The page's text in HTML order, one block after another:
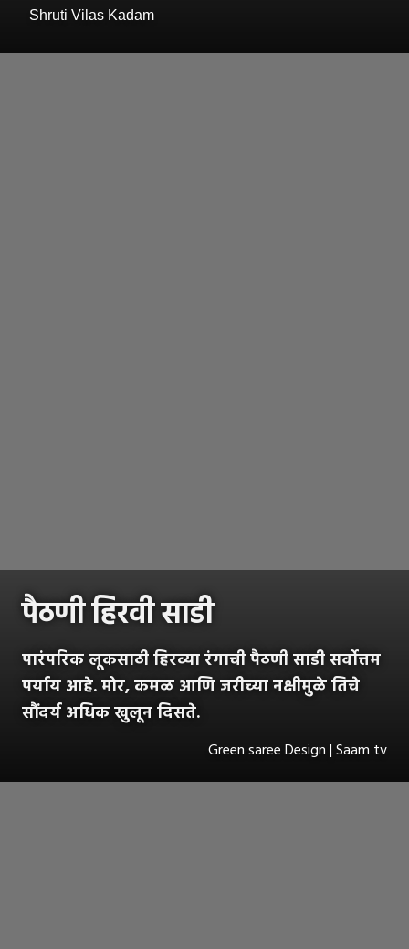
Shruti Vilas Kadam
पैठणी हिरवी साडी
पारंपरिक लूकसाठी हिरव्या रंगाची पैठणी साडी सर्वोत्तम
पर्याय आहे. मोर, कमळ आणि जरीच्या नक्षीमुळे तिचे
सौंदर्य अधिक खुलून दिसते.
Green saree Design | Saam tv